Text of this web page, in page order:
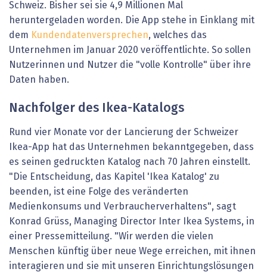
Schweiz. Bisher sei sie 4,9 Millionen Mal
heruntergeladen worden. Die App stehe in Einklang mit
dem Kundendatenversprechen, welches das
Unternehmen im Januar 2020 veröffentlichte. So sollen
Nutzerinnen und Nutzer die "volle Kontrolle" über ihre
Daten haben.
Nachfolger des Ikea-Katalogs
Rund vier Monate vor der Lancierung der Schweizer
Ikea-App hat das Unternehmen bekanntgegeben, dass
es seinen gedruckten Katalog nach 70 Jahren einstellt.
"Die Entscheidung, das Kapitel 'Ikea Katalog' zu
beenden, ist eine Folge des veränderten
Medienkonsums und Verbraucherverhaltens", sagt
Konrad Grüss, Managing Director Inter Ikea Systems, in
einer Pressemitteilung. "Wir werden die vielen
Menschen künftig über neue Wege erreichen, mit ihnen
interagieren und sie mit unseren Einrichtungslösungen